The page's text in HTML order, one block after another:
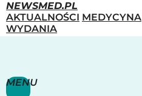
NEWSMED.PL
AKTUALNOŚCI MEDYCYNA
WYDANIA
MENU